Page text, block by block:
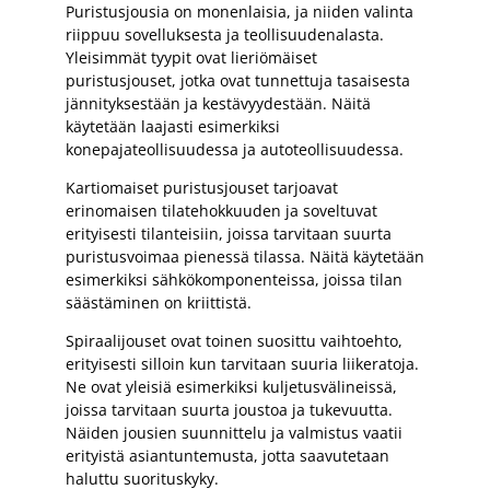
Puristusjousia on monenlaisia, ja niiden valinta
riippuu sovelluksesta ja teollisuudenalasta.
Yleisimmät tyypit ovat lieriömäiset
puristusjouset, jotka ovat tunnettuja tasaisesta
jännityksestään ja kestävyydestään. Näitä
käytetään laajasti esimerkiksi
konepajateollisuudessa ja autoteollisuudessa.
Kartiomaiset puristusjouset tarjoavat
erinomaisen tilatehokkuuden ja soveltuvat
erityisesti tilanteisiin, joissa tarvitaan suurta
puristusvoimaa pienessä tilassa. Näitä käytetään
esimerkiksi sähkökomponenteissa, joissa tilan
säästäminen on kriittistä.
Spiraalijouset ovat toinen suosittu vaihtoehto,
erityisesti silloin kun tarvitaan suuria liikeratoja.
Ne ovat yleisiä esimerkiksi kuljetusvälineissä,
joissa tarvitaan suurta joustoa ja tukevuutta.
Näiden jousien suunnittelu ja valmistus vaatii
erityistä asiantuntemusta, jotta saavutetaan
haluttu suorituskyky.